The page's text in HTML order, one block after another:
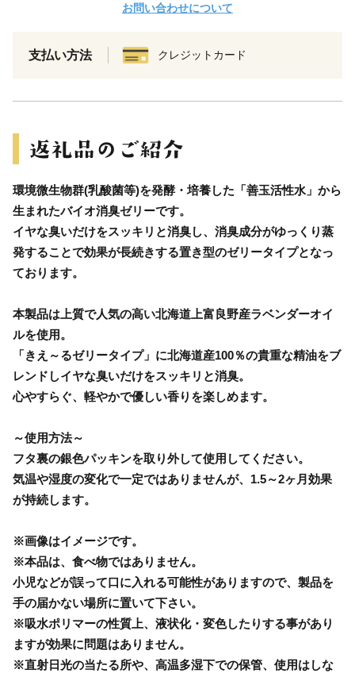
お問い合わせについて
支払い方法 クレジットカード
環境微生物群(乳酸菌等)を発酵・培養した「善玉活性水」から
生まれたバイオ消臭ゼリーです。
イヤな臭いだけをスッキリと消臭し、消臭成分がゆっくり蒸
発することで効果が長続きする置き型のゼリータイプとなっ
ております。
本製品は上質で人気の高い北海道上富良野産ラベンダーオイ
ルを使用。
「きえ～るゼリータイプ」に北海道産100％の貴重な精油をブ
レンドしイヤな臭いだけをスッキリと消臭。
心やすらぐ、軽やかで優しい香りを楽しめます。
～使用方法～
フタ裏の銀色パッキンを取り外して使用してください。
気温や湿度の変化で一定ではありませんが、1.5～2ヶ月効果
が持続します。
※画像はイメージです。
※本品は、食べ物ではありません。
小児などが誤って口に入れる可能性がありますので、製品を
手の届かない場所に置いて下さい。
※吸水ポリマーの性質上、液状化・変色したりする事があり
ますが効果に問題はありません。
※直射日光の当たる所や、高温多湿下での保管、使用はしな